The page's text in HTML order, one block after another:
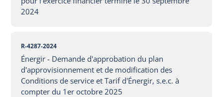
2024
R-4287-2024
Énergir - Demande d'approbation du plan
d'approvisionnement et de modification des
Conditions de service et Tarif d'Énergir, s.e.c. à
compter du 1er octobre 2025